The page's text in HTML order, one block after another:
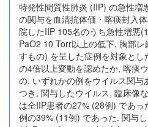
特発性間質性肺炎 (IIP) の急性増
の関与を血清抗体価・喀痰封入
院したIIP 105名のうち急性増悪
PaO2 10 Torr以上の低下, 胸部
すもの) を呈した症例を対象と
の4倍以上変動を認めたか, 喀痰
の, いずれかの例をウイルス関与
つき, 関与したウイルス, 臨床像
は全IIP患者の27% (28例) であ
例の39% (11例) であった. 関与